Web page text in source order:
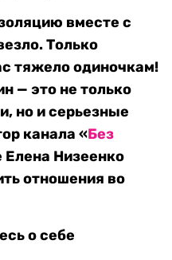
вместе с
Только
тяжело одиночкам!
— это не только
но и серьезные
канала «Без
Елена Низеенко
отношения во
о себе